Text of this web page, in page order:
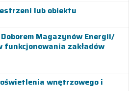
lub obiektu
Magazynów Energii/
zakładów
wnętrzowego i